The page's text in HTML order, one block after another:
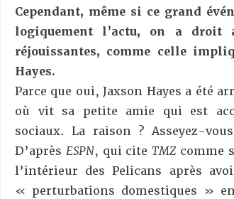
Cependant, même si ce grand
logiquement l’actu, on a droit
réjouissantes, comme celle
Hayes.
Parce que oui, Jaxson Hayes a été
où vit sa petite amie qui est
sociaux. La raison ? Asseyez-
D’après ESPN, qui cite TMZcomme
l’intérieur des Pelicans après
« perturbations domestiques »